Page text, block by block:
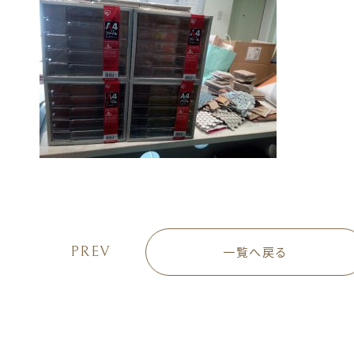
PREV 一覧へ戻る